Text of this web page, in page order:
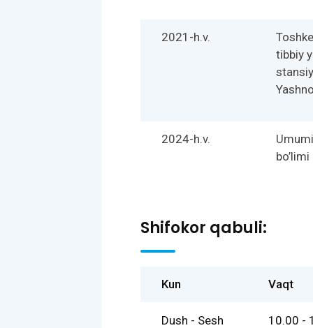
2021-h.v.
tibbiy
2024-h.v.
bo’limi
Shifokor qabuli:
Kun Vaqt
Dush - Sesh 10.00 -